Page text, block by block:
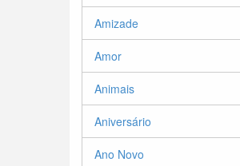
Amizade
Amor
Animais
Aniversário
Ano Novo